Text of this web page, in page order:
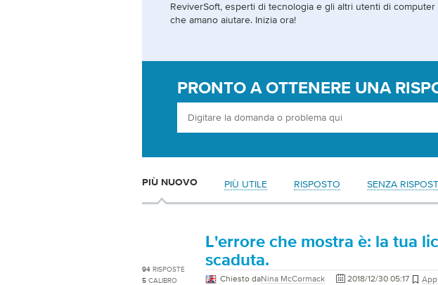
ReviverSoft, esperti di tecnologia e gli altri utenti di
che amano aiutare. Inizia ora!
PRONTO A OTTENERE UNA
PIÙ NUOVO PIÙ UTILE RISPOSTO SENZA
94 RISPOSTE
5 CALIBRO
L'errore che mostra è: la tua
scaduta.
Chiesto daNina McCormack 2018/12/30 05:17